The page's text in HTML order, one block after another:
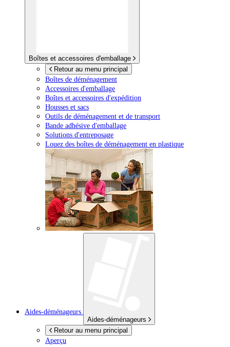
Boîtes et accessoires d'emballage
Retour au menu principal
Boîtes de déménagement
Accessoires d'emballage
Boîtes et accessoires d'expédition
Housses et sacs
Outils de déménagement et de transport
Bande adhésive d'emballage
Solutions d'entreposage
Louez des boîtes de déménagement en plastique
Aides-déménageurs
Aides-déménageurs
Retour au menu principal
Aperçu